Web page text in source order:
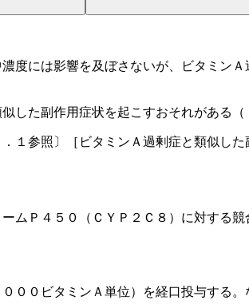
には影響を及ぼさないが、ビタミン
た副作用症状を起こすおそれがある（
参照〕［ビタミンＡ過剰症と類似し
ムＰ４５０（ＣＹＰ２Ｃ８）に対する競
０ビタミンＡ単位）を経口投与する。